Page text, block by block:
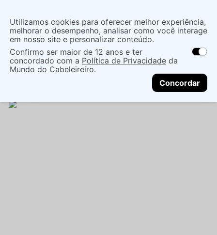
localização
As ofertas e opções de entrega variam de
acordo com a região.Não sei meu CEP
CONTINUAR
O que você procura?
Cabelo Marcas Tradicionais
Condicionador
CONDICIONADOR JACQUES JANINE JUST ONE
Utilizamos cookies para oferecer melhor experiência,
melhorar o desempenho, analisar como você interage
em nosso site e personalizar conteúdo.
Confirmo ser maior de 12 anos e ter
concordado com a Política de Privacidade da
Mundo do Cabeleireiro.
Concordar